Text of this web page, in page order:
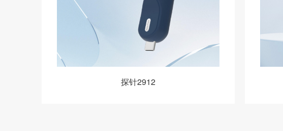
探针2912